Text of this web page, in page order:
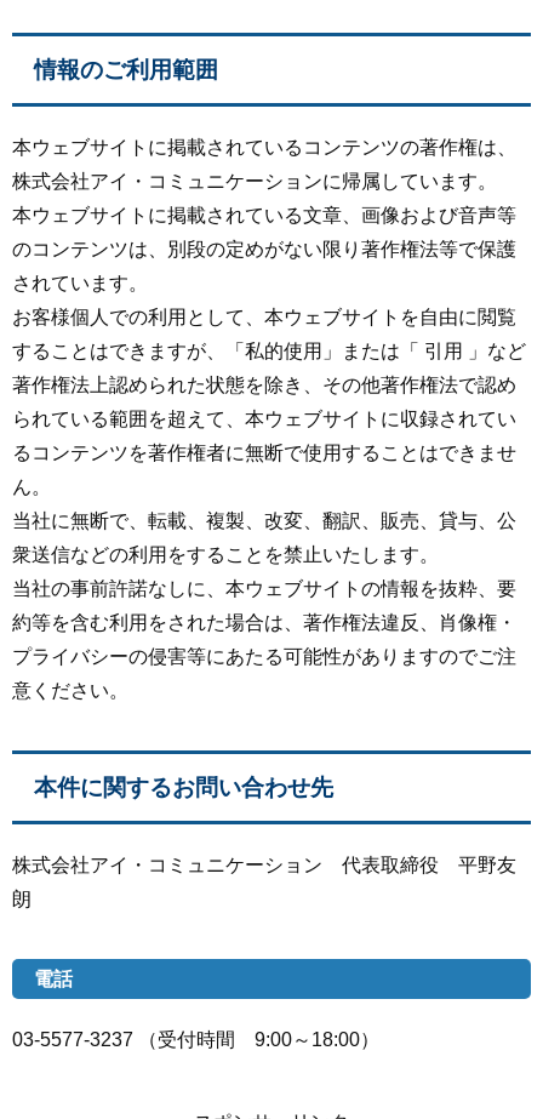
情報のご利用範囲
本ウェブサイトに掲載されているコンテンツの著作権は、
株式会社アイ・コミュニケーションに帰属しています。
本ウェブサイトに掲載されている文章、画像および音声等
のコンテンツは、別段の定めがない限り著作権法等で保護
されています。
お客様個人での利用として、本ウェブサイトを自由に閲覧
することはできますが、「私的使用」または「 引用 」など
著作権法上認められた状態を除き、その他著作権法で認め
られている範囲を超えて、本ウェブサイトに収録されてい
るコンテンツを著作権者に無断で使用することはできませ
ん。
当社に無断で、転載、複製、改変、翻訳、販売、貸与、公
衆送信などの利用をすることを禁止いたします。
当社の事前許諾なしに、本ウェブサイトの情報を抜粋、要
約等を含む利用をされた場合は、著作権法違反、肖像権・
プライバシーの侵害等にあたる可能性がありますのでご注
意ください。
本件に関するお問い合わせ先
株式会社アイ・コミュニケーション 代表取締役 平野友
朗
電話
03-5577-3237 （受付時間 9:00～18:00）